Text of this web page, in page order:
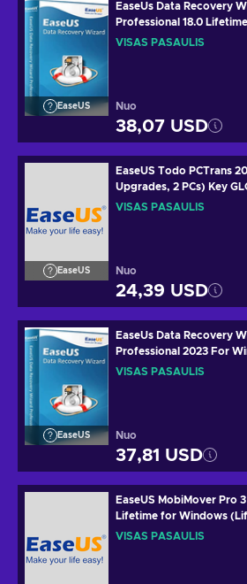
EaseUS
EaseUs Data Recovery
Professional 18.0
Device Lifetime Key
VISAS PASAULIS
Nuo
38,07 USD
EaseUS
EaseUS Todo PCTrans
Upgrades, 2 PCs) Key
VISAS PASAULIS
Nuo
24,39 USD
EaseUS
EaseUs Data Recovery
Professional 2023 For
Device 1 Year Key GLOBAL
VISAS PASAULIS
Nuo
37,81 USD
EaseUS MobiMover Pro
Lifetime for Windows
Upgrades) Key GLOBAL
VISAS PASAULIS